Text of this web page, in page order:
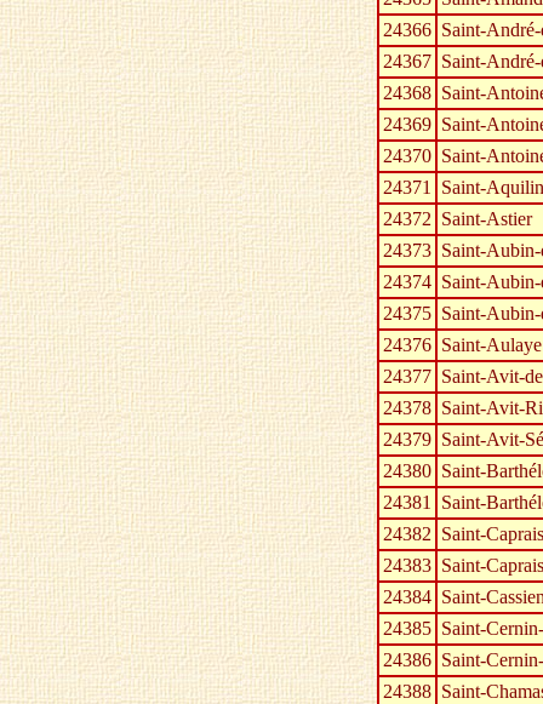
24366 Saint-
24367 Saint-
24368 Saint-
24369 Saint-
24370 Saint-
24371 Saint-Aquilin
24372 Saint-Astier
24373 Saint-Aubin-
24374 Saint-
24375 Saint-
24376 Saint-Aulaye
24377 Saint-Avit-
24378 Saint-Avit-
24379 Saint-Avit-
24380 Saint-
24381 Saint-
24382 Saint-
24383 Saint-
24384 Saint-
24385 Saint-
24386 Saint-
24388 Saint-